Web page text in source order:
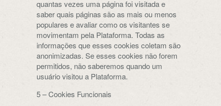
quantas vezes uma página foi visitada e
saber quais páginas são as mais ou menos
populares e avaliar como os visitantes se
movimentam pela Plataforma. Todas as
informações que esses cookies coletam são
anonimizadas. Se esses cookies não forem
permitidos, não saberemos quando um
usuário visitou a Plataforma.
5 – Cookies Funcionais